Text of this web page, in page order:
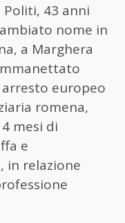
43 anni
nome in
a Marghera
europeo
romena,
mesi di
e
in relazione